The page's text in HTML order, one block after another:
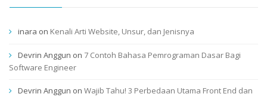
inara on Kenali Arti Website, Unsur, dan Jenisnya
Devrin Anggun on 7 Contoh Bahasa Pemrograman Dasar Bagi
Software Engineer
Devrin Anggun on Wajib Tahu! 3 Perbedaan Utama Front End dan